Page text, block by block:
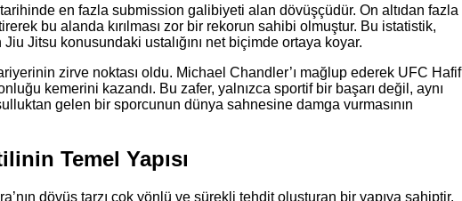
en fazla submission galibiyeti alan dövüşçüdür. On altıdan fazla
bu alanda kırılması zor bir rekorun sahibi olmuştur. Bu istatistik,
Jitsu konusundaki ustalığını net biçimde ortaya koyar.
zirve noktası oldu. Michael Chandler’ı mağlup ederek UFC Hafif
kemerini kazandı. Bu zafer, yalnızca sportif bir başarı değil, aynı
gelen bir sporcunun dünya sahnesine damga vurmasının
Temel Yapısı
dövüş tarzı çok yönlü ve sürekli tehdit oluşturan bir yapıya sahiptir.